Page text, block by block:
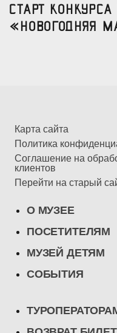
Старт
«Новогодняя
Карта сайта
Политика
Соглашение на
клиентов
Перейти на старый
О МУЗЕЕ
ПОСЕТИТЕЛЯМ
МУЗЕЙ ДЕТЯМ
СОБЫТИЯ